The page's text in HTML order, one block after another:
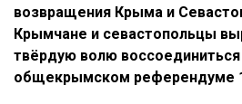
возвращения Крыма и
Крымчане и севастопольцы
твёрдую волю
общекрымском референдуме